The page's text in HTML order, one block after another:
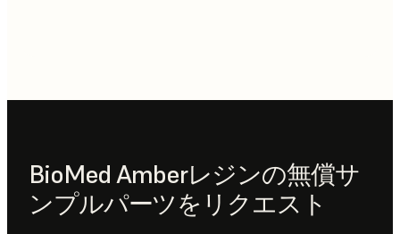
BioMed Amberレジンの無償サ
ンプルパーツをリクエスト